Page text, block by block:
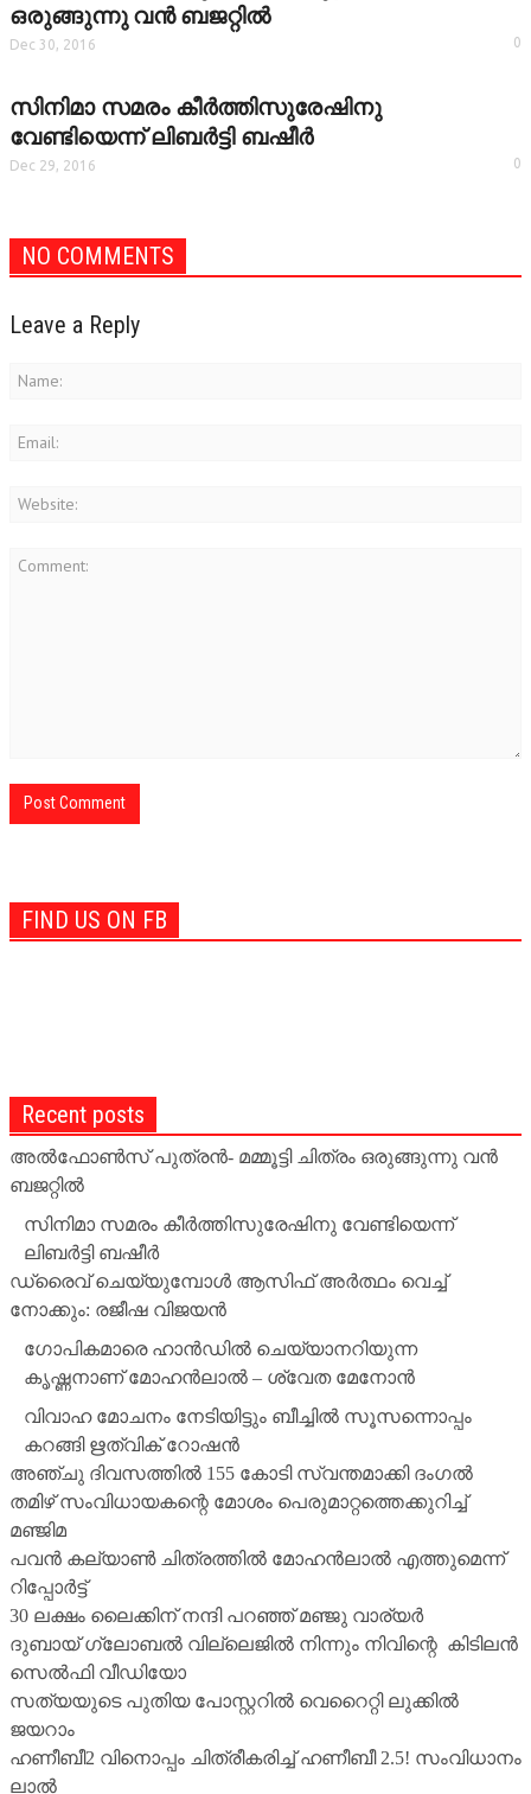
ഒരുങ്ങുന്നു വന്‍ ബജറ്റില്‍
Dec 30, 2016 0
സിനിമാ സമരം കീര്‍ത്തിസുരേഷിനു
വേണ്ടിയെന്ന് ലിബര്‍ട്ടി ബഷീര്‍
Dec 29, 2016 0
NO COMMENTS
Leave a Reply
FIND US ON FB
Recent posts
അല്‍ഫോണ്‍സ് പുത്രന്‍- മമ്മൂട്ടി ചിത്രം ഒരുങ്ങുന്നു വന്‍
ബജറ്റില്‍
സിനിമാ സമരം കീര്‍ത്തിസുരേഷിനു വേണ്ടിയെന്ന്
ലിബര്‍ട്ടി ബഷീര്‍
ഡ്രൈവ് ചെയ്യുമ്പോള്‍ ആസിഫ് അര്‍ത്ഥം വെച്ച്
നോക്കും: രജീഷ വിജയന്‍
ഗോപികമാരെ ഹാന്‍ഡില്‍ ചെയ്യാനറിയുന്ന
കൃഷ്ണനാണ് മോഹന്‍ലാല്‍ – ശ്വേത മേനോന്‍
വിവാഹ മോചനം നേടിയിട്ടും ബീച്ചില്‍ സൂസന്നൊപ്പം
കറങ്ങി ഋത്വിക് റോഷന്‍
അഞ്ചു ദിവസത്തില്‍ 155 കോടി സ്വന്തമാക്കി ദംഗല്‍
തമിഴ് സംവിധായകന്റെ മോശം പെരുമാറ്റത്തെക്കുറിച്ച്
മഞ്ജിമ
പവന്‍ കല്യാണ്‍ ചിത്രത്തില്‍ മോഹന്‍ലാല്‍ എത്തുമെന്ന്
റിപ്പോര്‍ട്ട്
30 ലക്ഷം ലൈക്കിന് നന്ദി പറഞ്ഞ് മഞ്ജു വാര്യര്‍
ദുബായ് ഗ്ലോബല്‍ വില്ലെജില്‍ നിന്നും നിവിന്റെ കിടിലന്‍
സെല്‍ഫി വീഡിയോ
സത്യയുടെ പുതിയ പോസ്റ്ററില്‍ വെറൈറ്റി ലുക്കില്‍
ജയറാം
ഹണീബീ2 വിനൊപ്പം ചിത്രീകരിച്ച് ഹണീബീ 2.5! സംവിധാനം
ലാല്‍